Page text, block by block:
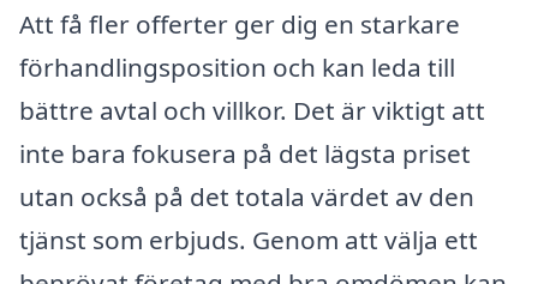
Att få fler offerter ger dig en starkare
förhandlingsposition och kan leda till
bättre avtal och villkor. Det är viktigt att
inte bara fokusera på det lägsta priset
utan också på det totala värdet av den
tjänst som erbjuds. Genom att välja ett